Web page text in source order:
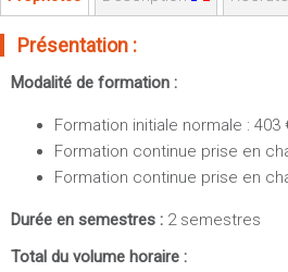
Sportives)
UFR FS (Chimie, Mathématique,
UFR Biosciences (Biologie, Biochimie)
Mécanique (Département composante)
Fermer
Plan et accès
Moodle
Stage et emploi
Portefeuille d'Expériences et
Présentation :
Modalité de formation :
Formation initiale normale : 403
Formation continue prise en
Formation continue prise en
Durée en semestres : 2 semestres
Total du volume horaire :